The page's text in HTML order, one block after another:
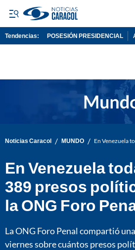
Tendencias: POSESIÓN PRESIDENCIAL
Noticias Caracol / MUNDO / En Venezuela
En Venezuela
389 presos
la ONG Foro
La ONG Foro Penal compartió
viernes sobre cuántos presos